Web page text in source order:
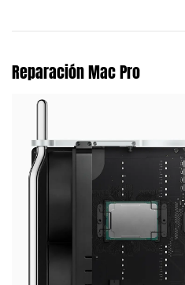
Reparación Mac Pro